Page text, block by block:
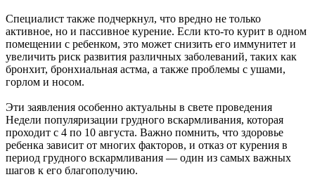
Специалист также подчеркнул, что вредно не только
активное, но и пассивное курение. Если кто-то курит в одном
помещении с ребенком, это может снизить его иммунитет и
увеличить риск развития различных заболеваний, таких как
бронхит, бронхиальная астма, а также проблемы с ушами,
горлом и носом.
Эти заявления особенно актуальны в свете проведения
Недели популяризации грудного вскармливания, которая
проходит с 4 по 10 августа. Важно помнить, что здоровье
ребенка зависит от многих факторов, и отказ от курения в
период грудного вскармливания — один из самых важных
шагов к его благополучию.